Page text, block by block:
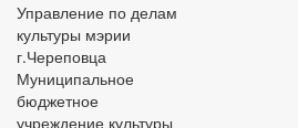
Управление по делам
культуры мэрии
г.Череповца
Муниципальное
бюджетное
учреждение культуры